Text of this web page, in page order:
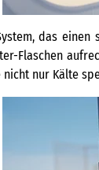
das
Flaschen
nur Kälte